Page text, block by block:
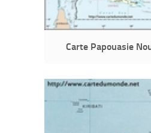
Carte Papouasie